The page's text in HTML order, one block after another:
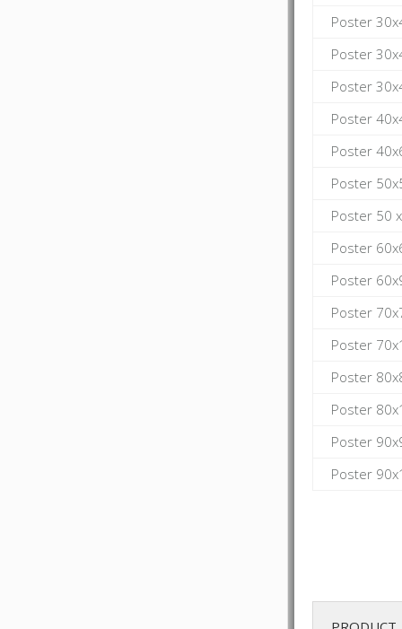
Poster
Poster
Poster
Poster
Poster
Poster
Poster 50
Poster
Poster
Poster
Poster
Poster
Poster
Poster
Poster